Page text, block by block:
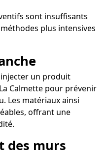
sont insuffisants
plus intensives
un produit
Calmette pour prévenir
Les matériaux ainsi
offrant une
des murs